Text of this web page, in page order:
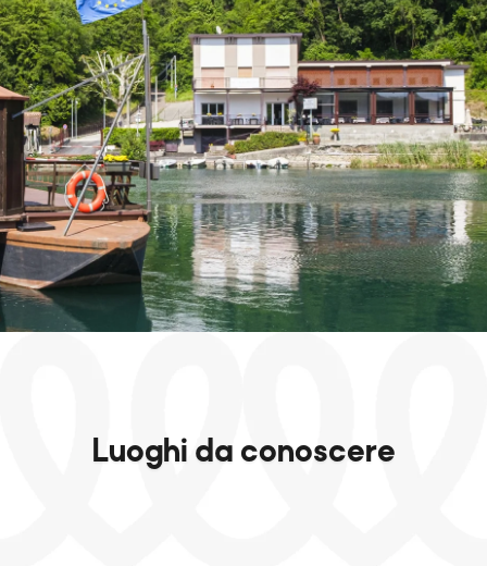
Luoghi da conoscere
Come raggiungerci
Eventi
Novità
Natura
Cultura
Shopping
Luoghi da conoscere